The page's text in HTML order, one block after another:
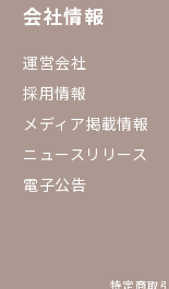
会社情報
運営会社
採用情報
メディア掲載情報
ニュースリリース
電子公告
特定商取